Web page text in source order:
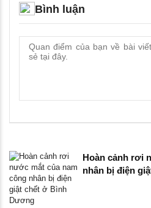
Bình luận
Hoàn cảnh rơi
nhân bị điện